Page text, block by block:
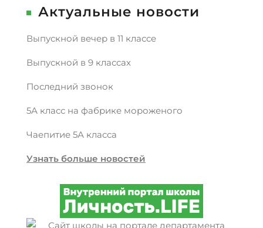
Актуальные новости
Выпускной вечер в 11 классе
Выпускной в 9 классах
Последний звонок
5А класс на фабрике мороженого
Чаепитие 5А класса
Узнать больше новостей